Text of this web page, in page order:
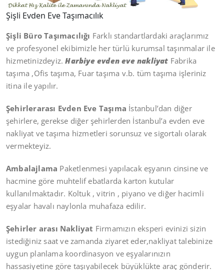
Şişli Evden Eve Taşımacılık
Şişli Büro Taşımacılığı Farklı standartlardaki araçlarımız
ve profesyonel ekibimizle her türlü kurumsal taşınmalar ile
hizmetinizdeyiz.Harbiye evden eve nakliyat Fabrika
taşıma ,Ofis taşıma, Fuar taşıma v.b. tüm taşıma işleriniz
itina ile yapılır.
Şehirlerarası Evden Eve Taşıma İstanbul’dan diğer
şehirlere, gerekse diğer şehirlerden İstanbul’a evden eve
nakliyat ve taşıma hizmetleri sorunsuz ve sigortalı olarak
vermekteyiz.
Ambalajlama Paketlenmesi yapılacak eşyanın cinsine ve
hacmine göre muhtelif ebatlarda karton kutular
kullanılmaktadır. Koltuk , vitrin , piyano ve diğer hacimli
eşyalar havalı naylonla muhafaza edilir.
Şehirler arası Nakliyat Firmamızın eksperi evinizi sizin
istediğiniz saat ve zamanda ziyaret eder,nakliyat talebinize
uygun planlama koordinasyon ve eşyalarınızın
hassasiyetine göre taşıyabilecek büyüklükte araç gönderir.